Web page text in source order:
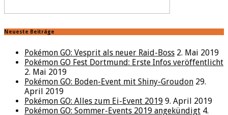
Neueste Beiträge
Pokémon GO: Vesprit als neuer Raid-Boss 2. Mai 2019
Pokémon GO Fest Dortmund: Erste Infos veröffentlicht
2. Mai 2019
Pokémon GO: Boden-Event mit Shiny-Groudon 29.
April 2019
Pokémon GO: Alles zum Ei-Event 2019 9. April 2019
Pokémon GO: Sommer-Events 2019 angekündigt 4.